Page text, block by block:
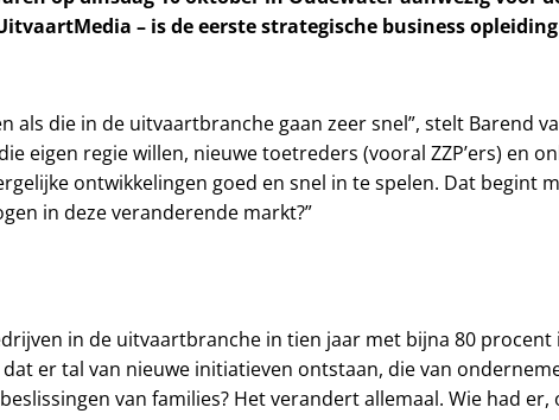
– is de eerste strategische business
als die in de uitvaartbranche gaan zeer snel”, stelt Barend
eigen regie willen, nieuwe toetreders (vooral ZZP’ers) en
ontwikkelingen goed en snel in te spelen. Dat begint
in deze veranderende markt?”
in de uitvaartbranche in tien jaar met bijna 80
dat er tal van nieuwe initiatieven ontstaan, die van
van families? Het verandert allemaal. Wie had